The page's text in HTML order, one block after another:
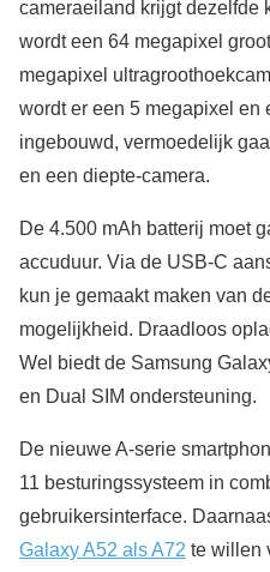
cameraeiland krijgt dezelfde
wordt een 64 megapixel
megapixel
wordt er een 5 megapixel en
ingebouwd, vermoedelijk
en een diepte-camera.
De 4.500 mAh batterij moet
accuduur. Via de USB-C
kun je gemaakt maken van
mogelijkheid. Draadloos
Wel biedt de Samsung
en Dual SIM ondersteuning.
De nieuwe A-serie
11 besturingssysteem in
gebruikersinterface.
Galaxy A52 als A72 te willen